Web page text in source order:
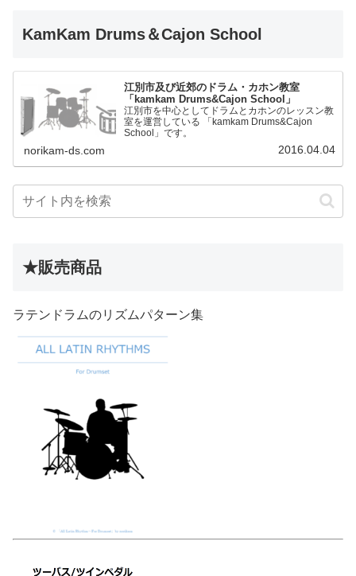
KamKam Drums＆Cajon School
江別市及び近郊のドラム・カホン教室
「kamkam Drums&Cajon School」
江別市を中心としてドラムとカホンのレッスン教
室を運営している 「kamkam Drums&Cajon
School」です。
norikam-ds.com 2016.04.04
★販売商品
ラテンドラムのリズムパターン集